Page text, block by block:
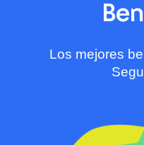
Los mejores